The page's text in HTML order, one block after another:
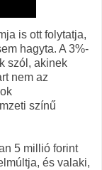
is ott folytatja,
hagyta. A 3%-
szól, akinek
nem az
színű
5 millió forint
és valaki,